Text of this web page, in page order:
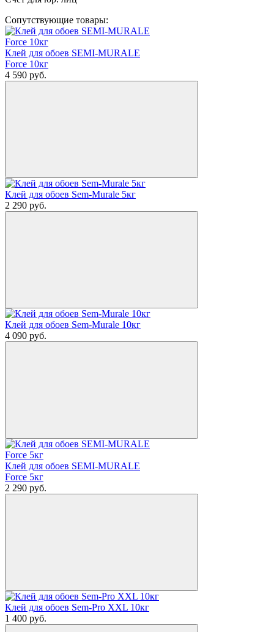
Сопутствующие товары:
Клей для обоев SEMI-MURALE
Force 10кг
4 590 руб.
Клей для обоев Sem-Murale 5кг
2 290 руб.
Клей для обоев Sem-Murale 10кг
4 090 руб.
Клей для обоев SEMI-MURALE
Force 5кг
2 290 руб.
Клей для обоев Sem-Pro XXL 10кг
1 400 руб.